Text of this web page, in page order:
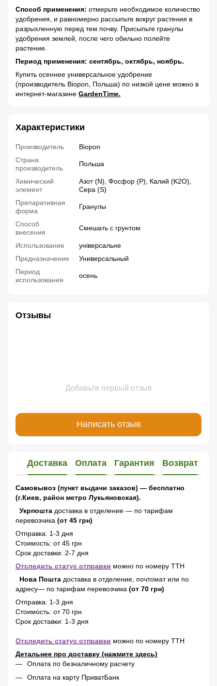
Способ применения: отмерьте необходимое количество
удобрения, и равномерно рассыпьте вокруг растения в
разрыхленную перед тем почву. Присыпьте гранулы
удобрения землей, после чего обильно полейте
растение.
Период применения: сентябрь, октябрь, ноябрь.
Купить осеннее универсальное удобрение
(производитель Biopon, Польша) по низкой цене можно в
интернет-магазине GardenTime.
Характеристики
Производитель
Biopon
Страна
производитель
Польша
Химический
элемент
Азот (N), Фосфор (P), Калий (K2О),
Сера (S)
Препаративная
форма
Гранулы
Способ
внесения
Смешать с грунтом
Использование
універсальне
Предназначение
Универсальный
Период
использования
осень
Отзывы
Добавьте первый отзыв
Написать отзыв
Доставка Оплата Гарантия Возврат
Самовывоз (пункт выдачи заказов) — бесплатно
(г.Киев, район метро Лукьяновская).
Укрпошта доставка в отделение — по тарифам
перевозчика (от 45 грн)
Отправка: 1-3 дня
Стоимость: от 45 грн
Срок доставки: 2-7 дня
Отследить статус отправки можно по номеру ТТН
Нова Пошта доставка в отделение, почтомат или по
адресу— по тарифам перевозчика (от 70 грн)
Отправка: 1-3 дня
Стоимость: от 70 грн
Срок доставки: 1-3 дня
Отследить статус отправки можно по номеру ТТН
Детальнее про доставку (нажмите здесь)
Оплата по безналичному расчету
Оплата на карту ПриватБанк